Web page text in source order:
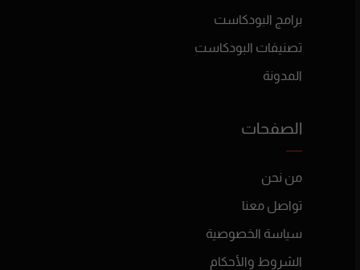
برامج البودكاست
تصنيفات البودكاست
المدونة
الصفحات
من نحن
تواصل معنا
سياسة الخصوصية
الشروط والأحكام